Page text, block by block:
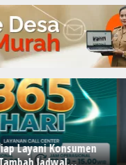
Layani Konsumen